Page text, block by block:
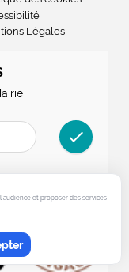
Légales
check
et proposer des services